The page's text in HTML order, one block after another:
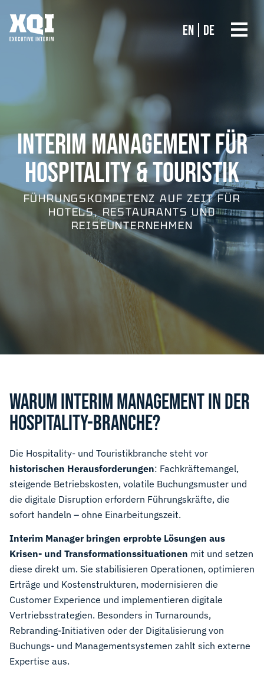
EN DE
INTERIM MANAGEMENT FÜR
HOSPITALITY & TOURISTIK
FÜHRUNGSKOMPETENZ AUF ZEIT FÜR
HOTELS, RESTAURANTS UND
REISEUNTERNEHMEN
WARUM INTERIM MANAGEMENT IN DER
HOSPITALITY-BRANCHE?
Die Hospitality- und Touristikbranche steht vor
historischen Herausforderungen: Fachkräftemangel,
steigende Betriebskosten, volatile Buchungsmuster und
die digitale Disruption erfordern Führungskräfte, die
sofort handeln – ohne Einarbeitungszeit.
Interim Manager bringen erprobte Lösungen aus
Krisen- und Transformationssituationen mit und setzen
diese direkt um. Sie stabilisieren Operationen, optimieren
Erträge und Kostenstrukturen, modernisieren die
Customer Experience und implementieren digitale
Vertriebsstrategien. Besonders in Turnarounds,
Rebranding-Initiativen oder der Digitalisierung von
Buchungs- und Managementsystemen zahlt sich externe
Expertise aus.